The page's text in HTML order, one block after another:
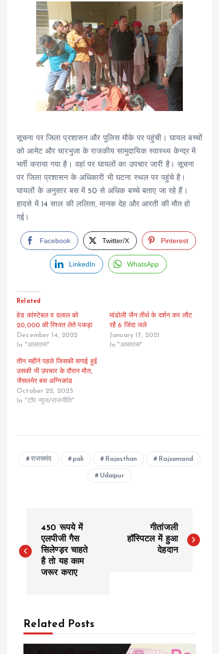
सूचना पर जिला प्रशासन और पुलिस मौके पर पहुंची। घायल बच्चों
को आमेट और चारभुजा के राजकीय सामुदायिक स्वास्थ्य केन्द्र में
भर्ती कराया गया है। वहां पर घायलों का उपचार जारी है। सूचना
पर जिला प्रशासन के अधिकारी भी घटना स्थल पर पहुंचे है।
घायलों के अनुसार बस में 50 से अधिक बच्चे बताए जा रहे हैं।
हादसे में 14 साल की ललिता, मानक देह और आरती की मौत हो
गई।
Facebook Twitter/X Pinterest
LinkedIn WhatsApp
Related
हेड कांस्टेबल व दलाल को
20,000 की रिश्वत लेते पकड़ा
December 14, 2022
In "आसपास"
मांडोली जैन तीर्थ के दर्शन कर लौट
रहै 6 जिंदा जले
January 17, 2021
In "आसपास"
तीन महीने पहले जिसकी सगाई हुई
उसकी भी उपचार के दौरान मौत,
जैसलमेर बस अग्निकांड
October 22, 2025
In "टॉप न्यूज/राजनीति"
राजसमंद pali Rajasthan Rajsamand
Udaipur
o
n
a
450 रूपये में
एलपीजी गैस
सिलेण्ड़र चाहते
है तो यह काम
जरूर कराए
गीतांजली
हॉस्पिटल में हुआ
देहदान
Related Posts